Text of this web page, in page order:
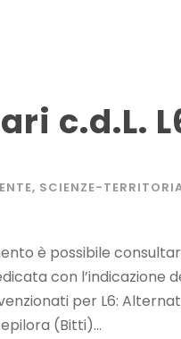
c.d.L.
, SCIENZE-
è possibile
con l’indicazione
per L6:
(Bitti)...